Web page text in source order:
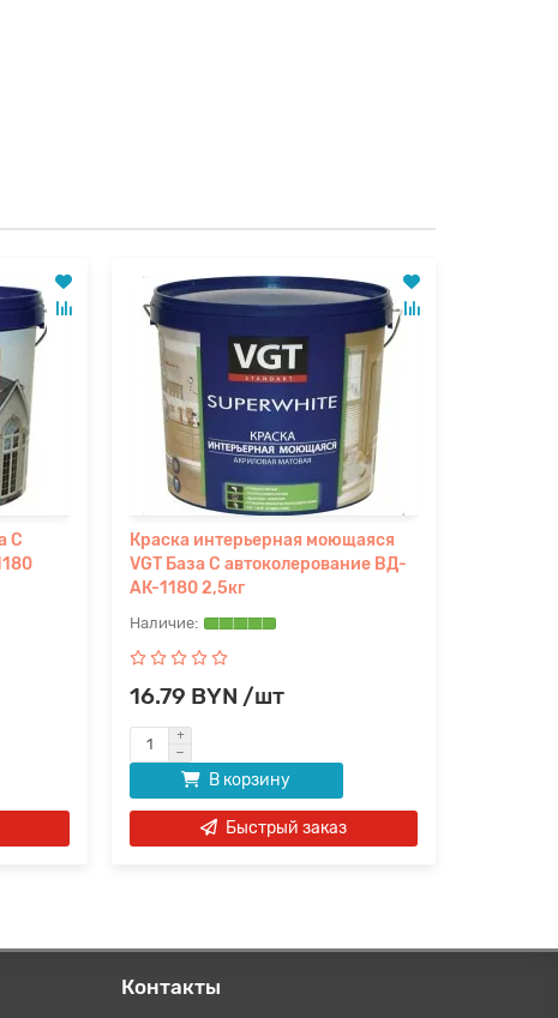
С
Краска интерьерная моющаяся
VGT База С автоколерование ВД-
АК-1180 2,5кг
16.79 BYN /шт
В корзину
Быстрый заказ
Контакты